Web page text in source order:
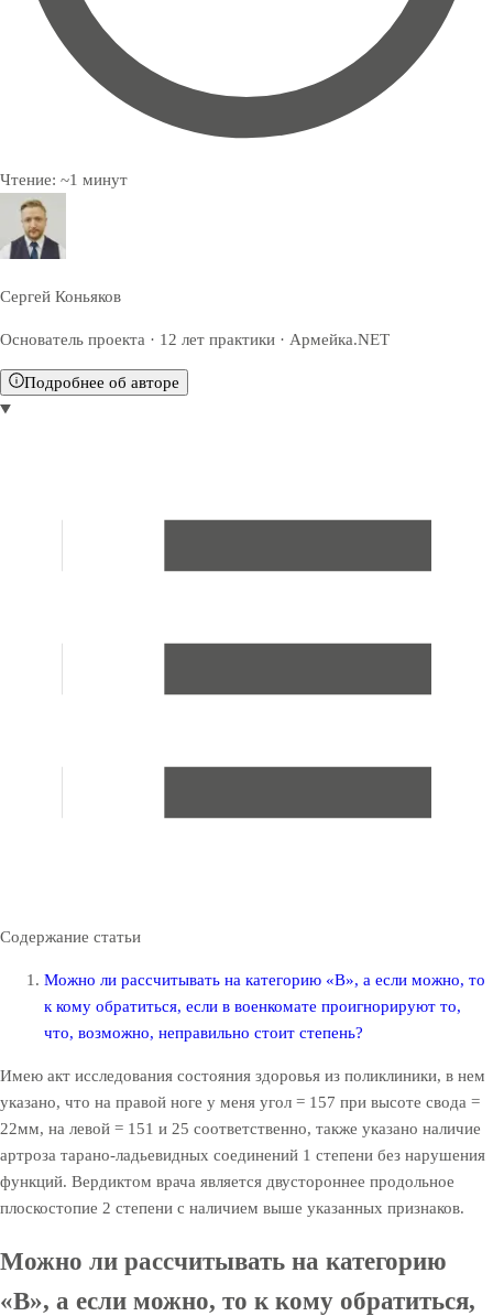
Чтение: ~1 минут
Сергей Коньяков
Основатель проекта · 12 лет практики · Армейка.NET
Подробнее об авторе
Содержание статьи
Можно ли рассчитывать на категорию «В», а если можно, то
к кому обратиться, если в военкомате проигнорируют то,
что, возможно, неправильно стоит степень?
Имею акт исследования состояния здоровья из поликлиники, в нем
указано, что на правой ноге у меня угол = 157 при высоте свода =
22мм, на левой = 151 и 25 соответственно, также указано наличие
артроза тарано-ладьевидных соединений 1 степени без нарушения
функций. Вердиктом врача является двустороннее продольное
плоскостопие 2 степени с наличием выше указанных признаков.
Можно ли рассчитывать на категорию
«В», а если можно, то к кому обратиться,